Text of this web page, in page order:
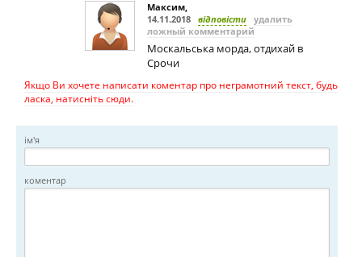
Максим,
14.11.2018 відповісти удалить
ложный комментарий
Москальська морда, отдихай в
Срочи
Якщо Ви хочете написати коментар про неграмотний текст, будь
ласка, натисніть сюди.
ім'я
коментар